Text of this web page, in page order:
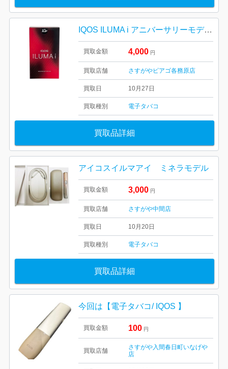
IQOS ILUMA i アニバーサリーモデル10周年
買取金額 4,000 円
買取店舗 さすがやピアゴ各務原店
買取日 10月27日
買取種別 電子タバコ
買取品詳細
アイコスイルマアイ ミネラモデル
買取金額 3,000 円
買取店舗 さすがや中間店
買取日 10月20日
買取種別 電子タバコ
買取品詳細
今回は【電子タバコ/ IQOS 】
買取金額 100 円
買取店舗
さすがや入間春日町いなげや
店